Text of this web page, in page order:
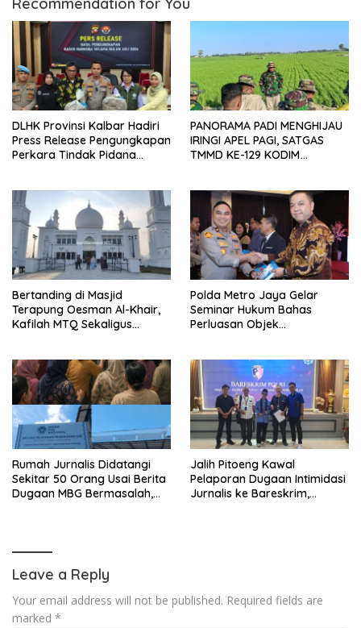
Recommendation for You
DLHK Provinsi Kalbar Hadiri
Press Release Pengungkapan
Perkara Tindak Pidana
PANORAMA PADI MENGHIJAU
IRINGI APEL PAGI, SATGAS
TMMD KE-129 KODIM
Bertanding di Masjid
Terapung Oesman Al-Khair,
Kafilah MTQ Sekaligus
Polda Metro Jaya Gelar
Seminar Hukum Bahas
Perluasan Objek
Rumah Jurnalis Didatangi
Sekitar 50 Orang Usai Berita
Dugaan MBG Bermasalah,
Jalih Pitoeng Kawal
Pelaporan Dugaan Intimidasi
Jurnalis ke Bareskrim,
Leave a Reply
Your email address will not be published. Required fields are
marked *